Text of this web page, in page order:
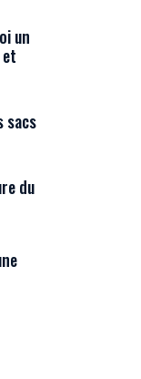
un
sacs
du